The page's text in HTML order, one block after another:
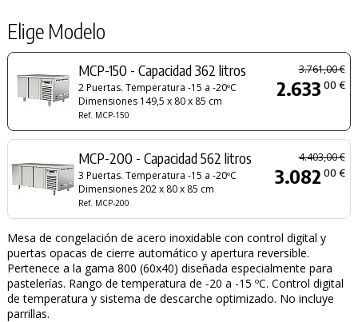
Elige Modelo
MCP-150 - Capacidad 362 litros
2 Puertas. Temperatura -15 a -20ºC
Dimensiones 149,5 x 80 x 85 cm
Ref. MCP-150
3.761,00 €
2.633 00 €
MCP-200 - Capacidad 562 litros
3 Puertas. Temperatura -15 a -20ºC
Dimensiones 202 x 80 x 85 cm
Ref. MCP-200
4.403,00 €
3.082 00 €
Mesa de congelación de acero inoxidable con control digital y
puertas opacas de cierre automático y apertura reversible.
Pertenece a la gama 800 (60x40) diseñada especialmente para
pastelerías. Rango de temperatura de -20 a -15 ºC. Control digital
de temperatura y sistema de descarche optimizado. No incluye
parrillas.